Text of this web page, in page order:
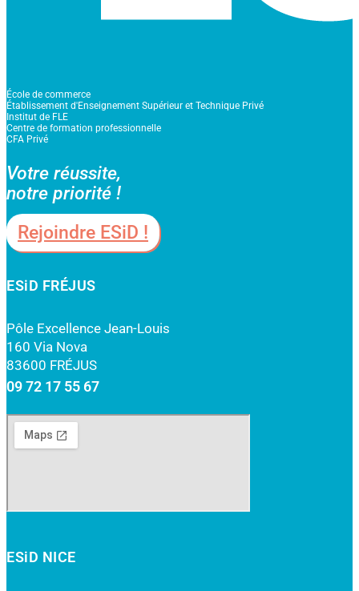
École de commerce
Établissement d'Enseignement Supérieur et Technique Privé
Institut de FLE
Centre de formation professionnelle
CFA Privé
Votre réussite,
notre priorité !
Rejoindre ESiD !
ESiD FRÉJUS
Pôle Excellence Jean-Louis
160 Via Nova
83600 FRÉJUS
09 72 17 55 67
ESiD NICE